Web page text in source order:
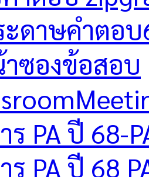
ดาษคำตอบ
ซองข้อสอบ
ร PA ปี 68-
ร PA ปี 68